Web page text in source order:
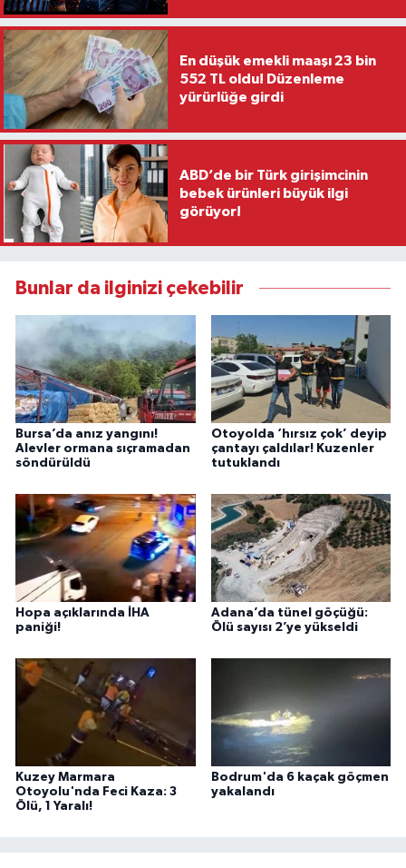
En düşük emekli maaşı 23 bin
552 TL oldu! Düzenleme
yürürlüğe girdi
ABD’de bir Türk girişimcinin
bebek ürünleri büyük ilgi
görüyor!
Bunlar da ilginizi çekebilir
Bursa’da anız yangını!
Alevler ormana sıçramadan
söndürüldü
Otoyolda ‘hırsız çok’ deyip
çantayı çaldılar! Kuzenler
tutuklandı
Hopa açıklarında İHA
paniği!
Adana’da tünel göçüğü:
Ölü sayısı 2’ye yükseldi
Kuzey Marmara
Otoyolu'nda Feci Kaza: 3
Ölü, 1 Yaralı!
Bodrum'da 6 kaçak göçmen
yakalandı